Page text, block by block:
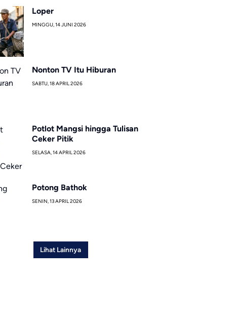
Loper
MINGGU, 14 JUNI 2026
Nonton TV Itu Hiburan
SABTU, 18 APRIL 2026
Potlot Mangsi hingga Tulisan
Ceker Pitik
SELASA, 14 APRIL 2026
Potong Bathok
SENIN, 13 APRIL 2026
Lihat Lainnya